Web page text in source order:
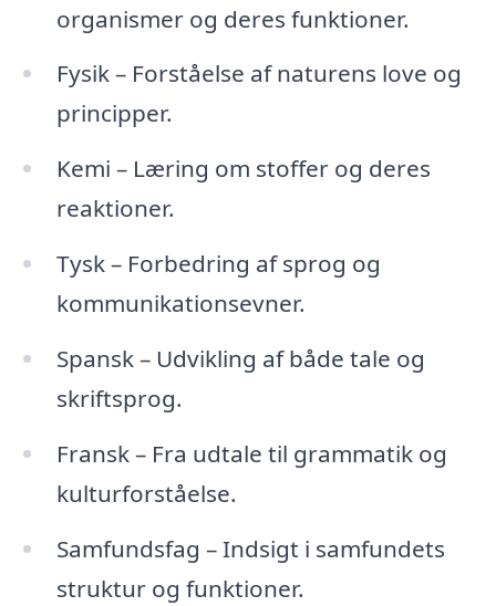
organismer og deres funktioner.
Fysik – Forståelse af naturens love og
principper.
Kemi – Læring om stoffer og deres
reaktioner.
Tysk – Forbedring af sprog og
kommunikationsevner.
Spansk – Udvikling af både tale og
skriftsprog.
Fransk – Fra udtale til grammatik og
kulturforståelse.
Samfundsfag – Indsigt i samfundets
struktur og funktioner.